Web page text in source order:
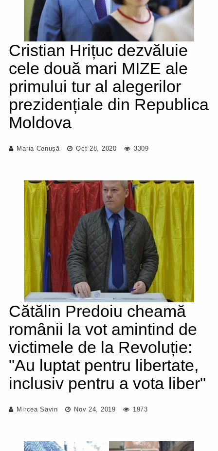
Cristian Hrițuc dezvăluie
cele două mari MIZE ale
primului tur al alegerilor
prezidențiale din Republica
Moldova
Maria Cenușă Oct 28, 2020 3309
Cătălin Predoiu cheamă
românii la vot amintind de
victimele de la Revoluție:
"Au luptat pentru libertate,
inclusiv pentru a vota liber"
Mircea Savin Nov 24, 2019 1973